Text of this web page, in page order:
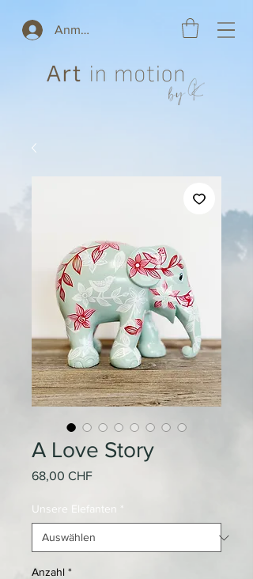
Anmelden
A Love Story
68,00 CHFPreis
Unsere Elefanten *
Anzahl *